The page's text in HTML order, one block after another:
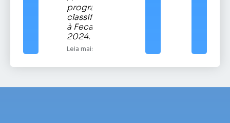
programação
classificatória
à Fecars
2024.
Leia mais